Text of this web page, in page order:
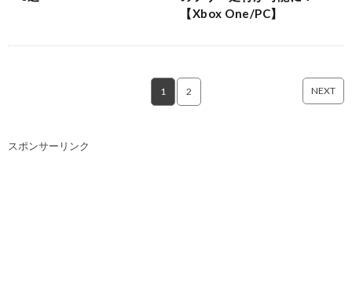
【Xbox One/PC】
1 2 NEXT
スポンサーリンク